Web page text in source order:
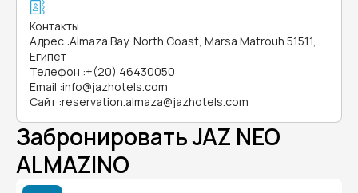
Контакты
Адрес :Almaza Bay, North Coast, Marsa Matrouh 51511,
Египет
Телефон :+(20) 46430050
Email :info@jazhotels.com
Сайт :reservation.almaza@jazhotels.com
Забронировать JAZ NEO
ALMAZINO